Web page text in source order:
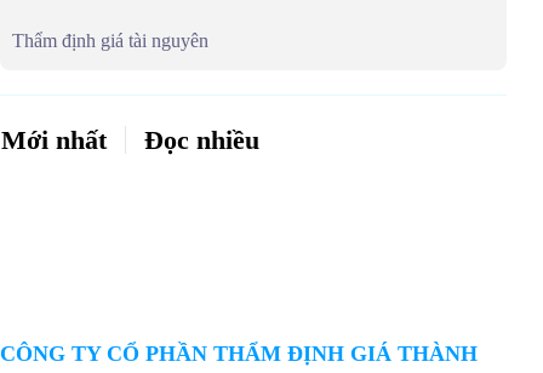
Thẩm định giá tài nguyên
Mới nhất Đọc nhiều
CÔNG TY CỔ PHẦN THẨM ĐỊNH GIÁ THÀNH